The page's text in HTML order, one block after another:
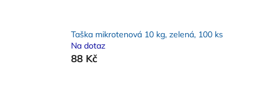
Taška mikrotenová 10 kg, zelená, 100 ks
Na dotaz
88 Kč